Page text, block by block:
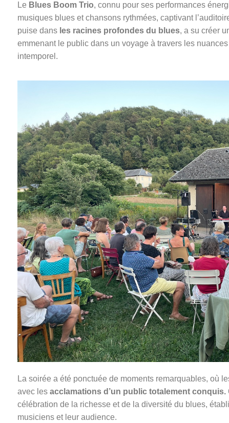
Le Blues Boom Trio, connu pour ses performances
musiques blues et chansons rythmées, captivant
puise dans les racines profondes du blues, a su créer
emmenant le public dans un voyage à travers les
intemporel.
La soirée a été ponctuée de moments remarquables, où
avec les acclamations d’un public totalement conquis.
célébration de la richesse et de la diversité du blues,
musiciens et leur audience.